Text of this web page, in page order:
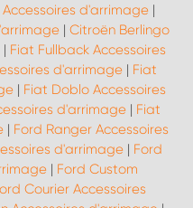
d'arrimage|
| Citroën Berlingo
| Fiat Fullback Accessoires
d'arrimage | Fiat
| Fiat Doblo Accessoires
d'arrimage| Fiat
| Ford Ranger Accessoires
d'arrimage| Ford
| Ford Custom
Courier Accessoires